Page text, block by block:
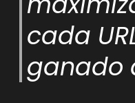
cada
ganado